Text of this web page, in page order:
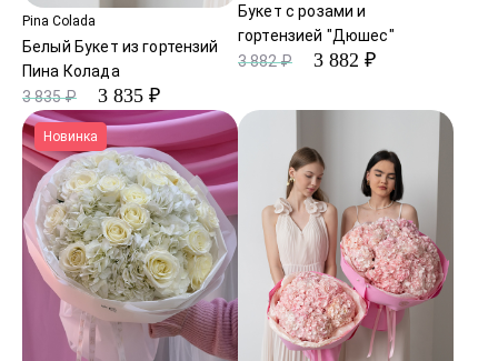
Pina Colada
Белый Букет из гортензий
Пина Колада
3 835 ₽
3 835 ₽
Букет с розами и
гортензией "Дюшес"
3 882 ₽
3 882 ₽
Новинка